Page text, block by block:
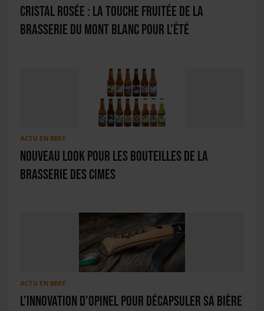
Cristal Rosée : la touche fruitée de la
Brasserie du Mont Blanc pour l’été
ACTU EN BREF
Nouveau look pour les bouteilles de la
Brasserie des Cimes
ACTU EN BREF
L’innovation d’Opinel pour décapsuler sa bière